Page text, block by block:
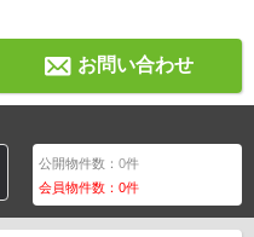
お問い合わせ
公開物件数：0件
会員物件数：0件